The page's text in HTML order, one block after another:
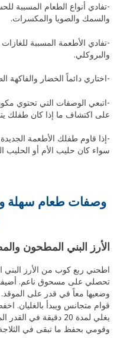
-تفادي أنواع الطعام المسببة
والسمك والصويا والمكسرات.
-تفادي الأطعمة المسببة
والبروكلي.
-اختاري دائماً الخضار والفاكهة
-اتبعي الوصفات التي تحتوي
على اكتشاف ما إذا كان
-إذا قاوم طفلك الأطعمة
سواء كان حليب الأم أو الحليب
الأرز البني المطحون
اطحني ربع كوب من الأرز البني
تحصلي على مسحوق ناعم.
وضعيها معاً في قدر على
قوام متجانس ويبدأ بالغليان.
يغلي لمدة 20 دقيقة
وقومي بحفظ ما تبقى في الثلاجة لمدة 3 أيام أو في